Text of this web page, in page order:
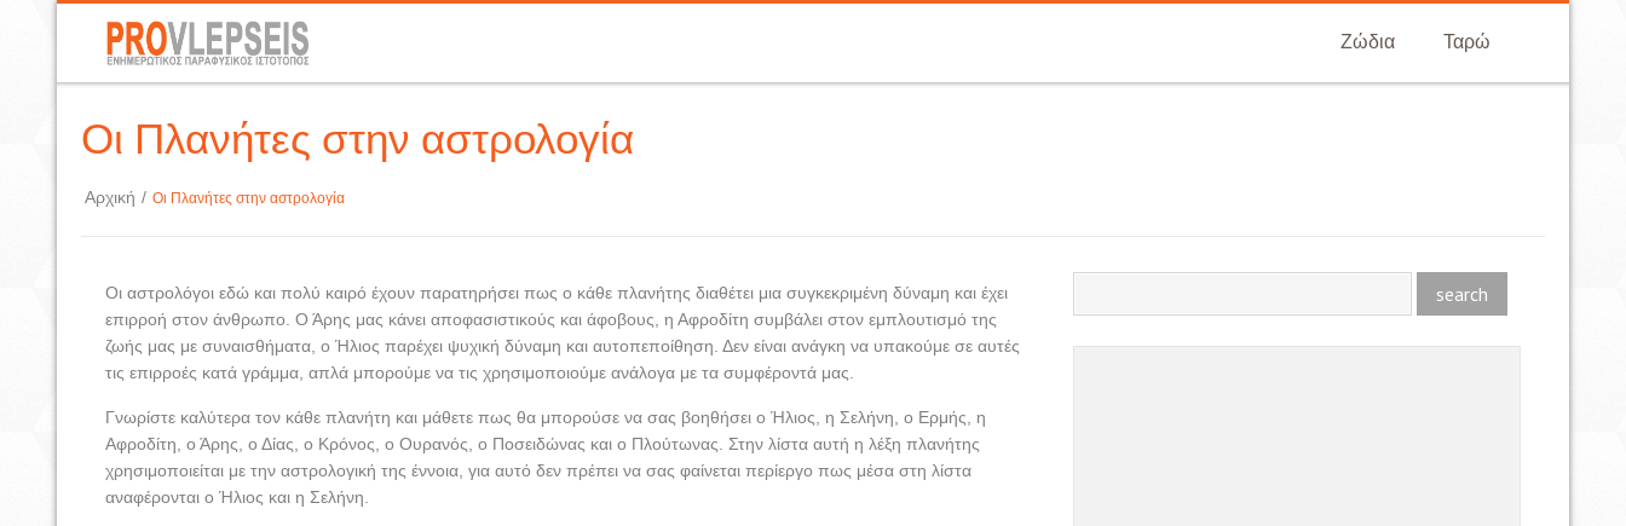
Ζώδια Ταρώ
Οι Πλανήτες στην αστρολογία
Αρχική / Οι Πλανήτες στην αστρολογία
Οι αστρολόγοι εδώ και πολύ καιρό έχουν παρατηρήσει πως ο κάθε πλανήτης διαθέτει μια συγκεκριμένη δύναμη και έχει
επιρροή στον άνθρωπο. Ο Άρης μας κάνει αποφασιστικούς και άφοβους, η Αφροδίτη συμβάλει στον εμπλουτισμό της
ζωής μας με συναισθήματα, ο Ήλιος παρέχει ψυχική δύναμη και αυτοπεποίθηση. Δεν είναι ανάγκη να υπακούμε σε αυτές
τις επιρροές κατά γράμμα, απλά μπορούμε να τις χρησιμοποιούμε ανάλογα με τα συμφέροντά μας.
Γνωρίστε καλύτερα τον κάθε πλανήτη και μάθετε πως θα μπορούσε να σας βοηθήσει ο Ήλιος, η Σελήνη, ο Ερμής, η
Αφροδίτη, ο Άρης, ο Δίας, ο Κρόνος, ο Ουρανός, ο Ποσειδώνας και ο Πλούτωνας. Στην λίστα αυτή η λέξη πλανήτης
χρησιμοποιείται με την αστρολογική της έννοια, για αυτό δεν πρέπει να σας φαίνεται περίεργο πως μέσα στη λίστα
αναφέρονται ο Ήλιος και η Σελήνη.
search